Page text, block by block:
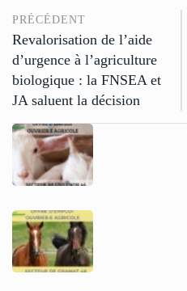
PRÉCÉDENT
Revalorisation de l’aide
d’urgence à l’agriculture
biologique : la FNSEA et
JA saluent la décision